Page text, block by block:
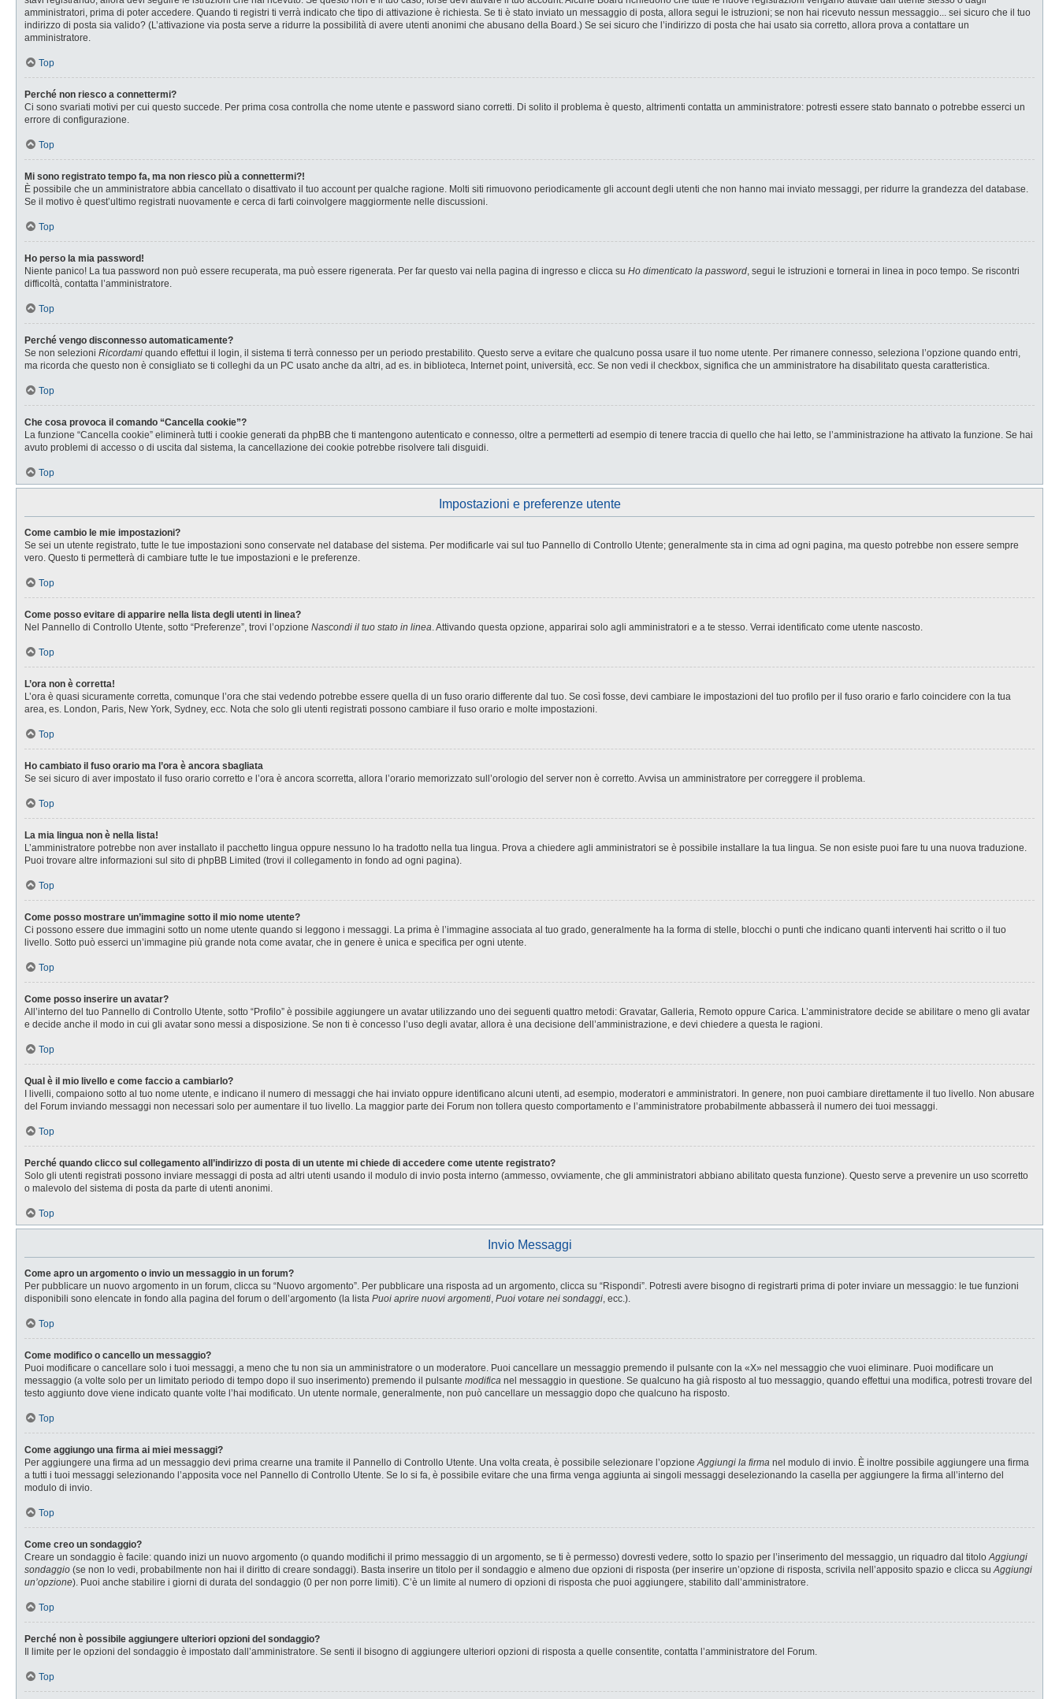
amministratori, prima di poter accedere. Quando ti registri ti verrà indicato che tipo di attivazione è richiesta. Se ti è stato inviato un messaggio di posta, allora segui le istruzioni; se non hai ricevuto nessun messaggio... sei sicuro che il tuo
indirizzo di posta sia valido? (L’attivazione via posta serve a ridurre la possibilità di avere utenti anonimi che abusano della Board.) Se sei sicuro che l’indirizzo di posta che hai usato sia corretto, allora prova a contattare un
amministratore.
Top
Perché non riesco a connettermi?
Ci sono svariati motivi per cui questo succede. Per prima cosa controlla che nome utente e password siano corretti. Di solito il problema è questo, altrimenti contatta un amministratore: potresti essere stato bannato o potrebbe esserci un
errore di configurazione.
Top
Mi sono registrato tempo fa, ma non riesco più a connettermi?!
È possibile che un amministratore abbia cancellato o disattivato il tuo account per qualche ragione. Molti siti rimuovono periodicamente gli account degli utenti che non hanno mai inviato messaggi, per ridurre la grandezza del database.
Se il motivo è quest’ultimo registrati nuovamente e cerca di farti coinvolgere maggiormente nelle discussioni.
Top
Ho perso la mia password!
Niente panico! La tua password non può essere recuperata, ma può essere rigenerata. Per far questo vai nella pagina di ingresso e clicca su Ho dimenticato la password, segui le istruzioni e tornerai in linea in poco tempo. Se riscontri
difficoltà, contatta l’amministratore.
Top
Perché vengo disconnesso automaticamente?
Se non selezioni Ricordami quando effettui il login, il sistema ti terrà connesso per un periodo prestabilito. Questo serve a evitare che qualcuno possa usare il tuo nome utente. Per rimanere connesso, seleziona l’opzione quando entri,
ma ricorda che questo non è consigliato se ti colleghi da un PC usato anche da altri, ad es. in biblioteca, Internet point, università, ecc. Se non vedi il checkbox, significa che un amministratore ha disabilitato questa caratteristica.
Top
Che cosa provoca il comando “Cancella cookie”?
La funzione “Cancella cookie” eliminerà tutti i cookie generati da phpBB che ti mantengono autenticato e connesso, oltre a permetterti ad esempio di tenere traccia di quello che hai letto, se l’amministrazione ha attivato la funzione. Se hai
avuto problemi di accesso o di uscita dal sistema, la cancellazione dei cookie potrebbe risolvere tali disguidi.
Top
Impostazioni e preferenze utente
Come cambio le mie impostazioni?
Se sei un utente registrato, tutte le tue impostazioni sono conservate nel database del sistema. Per modificarle vai sul tuo Pannello di Controllo Utente; generalmente sta in cima ad ogni pagina, ma questo potrebbe non essere sempre
vero. Questo ti permetterà di cambiare tutte le tue impostazioni e le preferenze.
Top
Come posso evitare di apparire nella lista degli utenti in linea?
Nel Pannello di Controllo Utente, sotto “Preferenze”, trovi l’opzione Nascondi il tuo stato in linea. Attivando questa opzione, apparirai solo agli amministratori e a te stesso. Verrai identificato come utente nascosto.
Top
L’ora non è corretta!
L’ora è quasi sicuramente corretta, comunque l’ora che stai vedendo potrebbe essere quella di un fuso orario differente dal tuo. Se così fosse, devi cambiare le impostazioni del tuo profilo per il fuso orario e farlo coincidere con la tua
area, es. London, Paris, New York, Sydney, ecc. Nota che solo gli utenti registrati possono cambiare il fuso orario e molte impostazioni.
Top
Ho cambiato il fuso orario ma l’ora è ancora sbagliata
Se sei sicuro di aver impostato il fuso orario corretto e l’ora è ancora scorretta, allora l’orario memorizzato sull’orologio del server non è corretto. Avvisa un amministratore per correggere il problema.
Top
La mia lingua non è nella lista!
L’amministratore potrebbe non aver installato il pacchetto lingua oppure nessuno lo ha tradotto nella tua lingua. Prova a chiedere agli amministratori se è possibile installare la tua lingua. Se non esiste puoi fare tu una nuova traduzione.
Puoi trovare altre informazioni sul sito di phpBB Limited (trovi il collegamento in fondo ad ogni pagina).
Top
Come posso mostrare un’immagine sotto il mio nome utente?
Ci possono essere due immagini sotto un nome utente quando si leggono i messaggi. La prima è l’immagine associata al tuo grado, generalmente ha la forma di stelle, blocchi o punti che indicano quanti interventi hai scritto o il tuo
livello. Sotto può esserci un’immagine più grande nota come avatar, che in genere è unica e specifica per ogni utente.
Top
Come posso inserire un avatar?
All’interno del tuo Pannello di Controllo Utente, sotto “Profilo” è possibile aggiungere un avatar utilizzando uno dei seguenti quattro metodi: Gravatar, Galleria, Remoto oppure Carica. L’amministratore decide se abilitare o meno gli avatar
e decide anche il modo in cui gli avatar sono messi a disposizione. Se non ti è concesso l’uso degli avatar, allora è una decisione dell’amministrazione, e devi chiedere a questa le ragioni.
Top
Qual è il mio livello e come faccio a cambiarlo?
I livelli, compaiono sotto al tuo nome utente, e indicano il numero di messaggi che hai inviato oppure identificano alcuni utenti, ad esempio, moderatori e amministratori. In genere, non puoi cambiare direttamente il tuo livello. Non abusare
del Forum inviando messaggi non necessari solo per aumentare il tuo livello. La maggior parte dei Forum non tollera questo comportamento e l’amministratore probabilmente abbasserà il numero dei tuoi messaggi.
Top
Perché quando clicco sul collegamento all’indirizzo di posta di un utente mi chiede di accedere come utente registrato?
Solo gli utenti registrati possono inviare messaggi di posta ad altri utenti usando il modulo di invio posta interno (ammesso, ovviamente, che gli amministratori abbiano abilitato questa funzione). Questo serve a prevenire un uso scorretto
o malevolo del sistema di posta da parte di utenti anonimi.
Top
Invio Messaggi
Come apro un argomento o invio un messaggio in un forum?
Per pubblicare un nuovo argomento in un forum, clicca su “Nuovo argomento”. Per pubblicare una risposta ad un argomento, clicca su “Rispondi”. Potresti avere bisogno di registrarti prima di poter inviare un messaggio: le tue funzioni
disponibili sono elencate in fondo alla pagina del forum o dell’argomento (la lista Puoi aprire nuovi argomenti, Puoi votare nei sondaggi, ecc.).
Top
Come modifico o cancello un messaggio?
Puoi modificare o cancellare solo i tuoi messaggi, a meno che tu non sia un amministratore o un moderatore. Puoi cancellare un messaggio premendo il pulsante con la «X» nel messaggio che vuoi eliminare. Puoi modificare un
messaggio (a volte solo per un limitato periodo di tempo dopo il suo inserimento) premendo il pulsante modifica nel messaggio in questione. Se qualcuno ha già risposto al tuo messaggio, quando effettui una modifica, potresti trovare del
testo aggiunto dove viene indicato quante volte l’hai modificato. Un utente normale, generalmente, non può cancellare un messaggio dopo che qualcuno ha risposto.
Top
Come aggiungo una firma ai miei messaggi?
Per aggiungere una firma ad un messaggio devi prima crearne una tramite il Pannello di Controllo Utente. Una volta creata, è possibile selezionare l’opzioneAggiungi la firma nel modulo di invio. È inoltre possibile aggiungere una firma
a tutti i tuoi messaggi selezionando l’apposita voce nel Pannello di Controllo Utente. Se lo si fa, è possibile evitare che una firma venga aggiunta ai singoli messaggi deselezionando la casella per aggiungere la firma all’interno del
modulo di invio.
Top
Come creo un sondaggio?
Creare un sondaggio è facile: quando inizi un nuovo argomento (o quando modifichi il primo messaggio di un argomento, se ti è permesso) dovresti vedere, sotto lo spazio per l’inserimento del messaggio, un riquadro dal titoloAggiungi
sondaggio (se non lo vedi, probabilmente non hai il diritto di creare sondaggi). Basta inserire un titolo per il sondaggio e almeno due opzioni di risposta (per inserire un’opzione di risposta, scrivila nell’apposito spazio e clicca suAggiungi
un’opzione). Puoi anche stabilire i giorni di durata del sondaggio (0 per non porre limiti). C’è un limite al numero di opzioni di risposta che puoi aggiungere, stabilito dall’amministratore.
Top
Perché non è possibile aggiungere ulteriori opzioni del sondaggio?
Il limite per le opzioni del sondaggio è impostato dall’amministratore. Se senti il bisogno di aggiungere ulteriori opzioni di risposta a quelle consentite, contatta l’amministratore del Forum.
Top